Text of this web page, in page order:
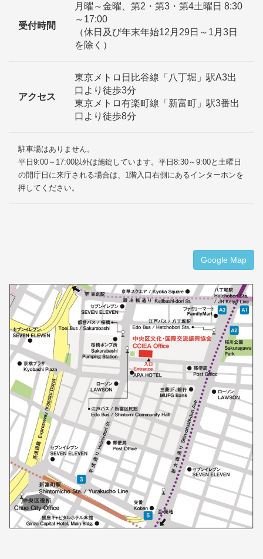
受付時間
月曜～金曜、第2・第3・第4土曜日 8:30
～17:00
（休日及び年末年始12月29日～1月3日
を除く）
アクセス
東京メトロ日比谷線「八丁堀」駅A3出
口より徒歩3分
東京メトロ有楽町線「新富町」駅3番出
口より徒歩8分
駐車場はありません。
平日9:00～17:00以外は施錠しています。平日8:30～9:00と土曜日
の開庁日に来庁される場合は、1階入口右側にあるインターホンを
押してください。
Google Map